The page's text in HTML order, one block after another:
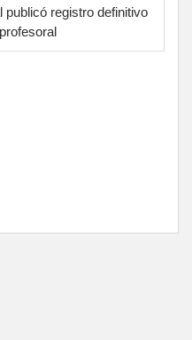
registro definitivo